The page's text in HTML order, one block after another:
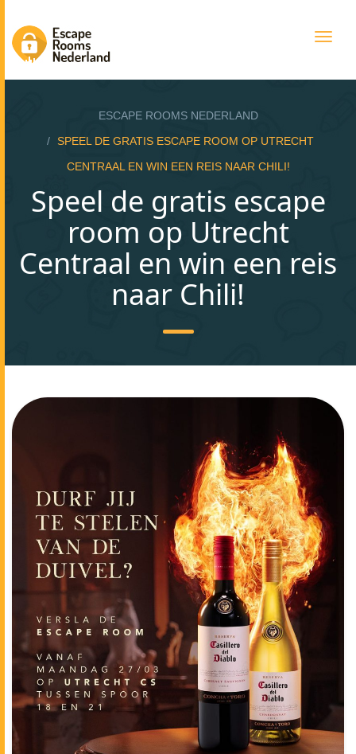
ESCAPE ROOMS NEDERLAND
SPEEL DE GRATIS ESCAPE ROOM OP UTRECHT
CENTRAAL EN WIN EEN REIS NAAR CHILI!
Speel de gratis escape
room op Utrecht
Centraal en win een reis
naar Chili!